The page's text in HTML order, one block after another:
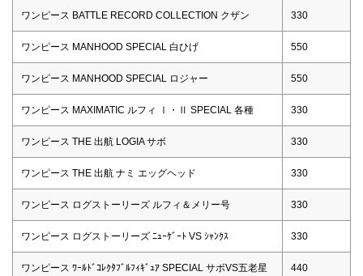
ワンピース BATTLE RECORD COLLECTION クザン 330
ワンピース MANHOOD SPECIAL 白ひげ 550
ワンピース MANHOOD SPECIAL ロジャー 550
ワンピース MAXIMATIC ルフィ Ⅰ・Ⅱ SPECIAL 各種 330
ワンピース THE 出航 LOGIA サボ 330
ワンピース THE 出航 ナミ エッグヘッド 330
ワンピース ログストーリーズ ルフィ＆メリー号 330
ワンピース ログストーリーズ ﾆｭｰｹﾞｰﾄ VS ｼｬﾝｸｽ 330
ワンピース ﾜｰﾙﾄﾞｺﾚｸﾀﾌﾞﾙﾌｨｷﾞｭｱ SPECIAL サボVS五老星
440